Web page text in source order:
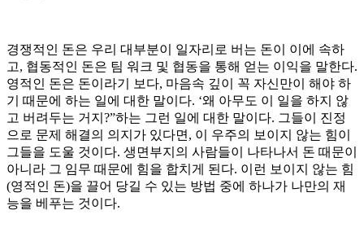
경쟁적인 돈은 우리 대부분이 일자리로 버는 돈이 이에 속하
고, 협동적인 돈은 팀 워크 및 협동을 통해 얻는 이익을 말한다.
영적인 돈은 돈이라기 보다, 마음속 깊이 꼭 자신만이 해야 하
기 때문에 하는 일에 대한 말이다. ‘왜 아무도 이 일을 하지 않
고 버려두는 거지?”하는 그런 일에 대한 말이다. 그들이 진정
으로 문제 해결의 의지가 있다면, 이 우주의 보이지 않는 힘이
그들을 도울 것이다. 생면부지의 사람들이 나타나서 돈 때문이
아니라 그 임무 때문에 힘을 합치게 된다. 이런 보이지 않는 힘
(영적인 돈)을 끌어 당길 수 있는 방법 중에 하나가 나만의 재
능을 베푸는 것이다.